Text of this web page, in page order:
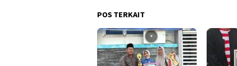
POS TERKAIT